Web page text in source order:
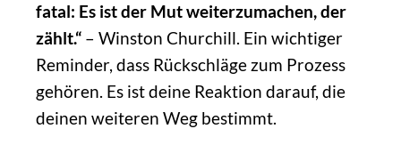
fatal: Es ist der Mut weiterzumachen, der
zählt.“– Winston Churchill. Ein wichtiger
Reminder, dass Rückschläge zum Prozess
gehören. Es ist deine Reaktion darauf, die
deinen weiteren Weg bestimmt.